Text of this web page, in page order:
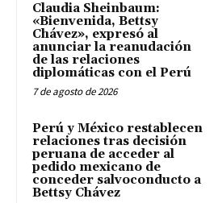
Claudia Sheinbaum:
«Bienvenida, Bettsy
Chávez», expresó al
anunciar la reanudación
de las relaciones
diplomáticas con el Perú
7 de agosto de 2026
Perú y México restablecen
relaciones tras decisión
peruana de acceder al
pedido mexicano de
conceder salvoconducto a
Bettsy Chávez